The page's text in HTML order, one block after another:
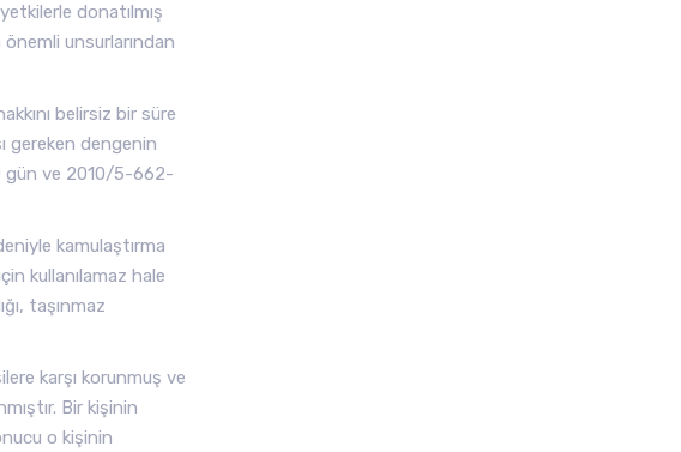
donatılmış
unsurlarından
belirsiz bir süre
gereken dengenin
gün ve 2010/5-662-
kamulaştırma
kullanılamaz hale
taşınmaz
karşı korunmuş ve
Bir kişinin
o kişinin